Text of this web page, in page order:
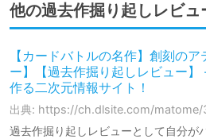
他の過去作掘り起しレビュ
【カードバトルの名作】創刻の
ー】【過去作掘り起しレビュー
作る二次元情報サイト！
出典: https://ch.dlsite.com/
過去作掘り起しレビューとして自分が